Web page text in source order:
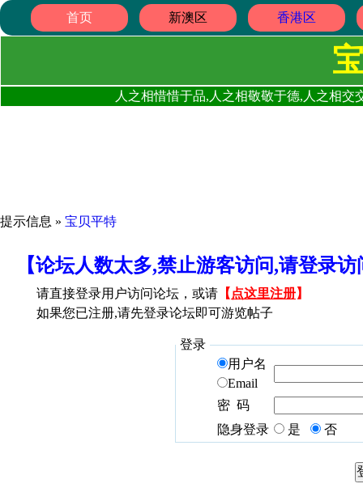
首页 新澳区 香港区
人之相惜惜于品,人之相敬敬于德,人之相
提示信息 » 宝贝平特
【论坛人数太多,禁止游客访问,请登录
请直接登录用户访问论坛，或请 【 点这里注册】
如果您已注册,请先登录论坛即可游览帖子
登录
用户名
Email
密 码
隐身登录
是 否